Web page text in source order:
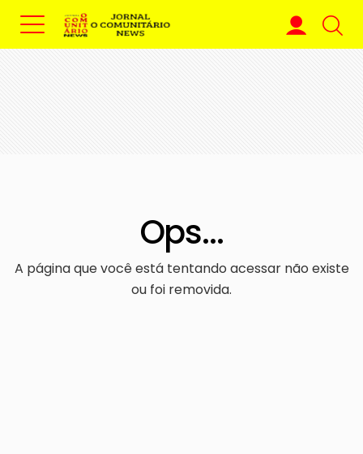
Ops...
A página que você está tentando acessar não existe
ou foi removida.